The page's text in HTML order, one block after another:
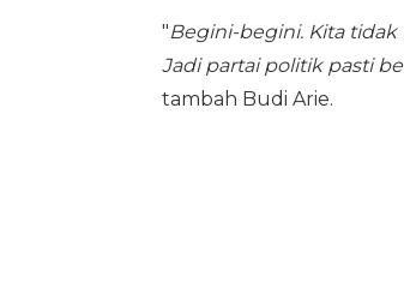
"Begini-begini. Kita tidak
Jadi partai politik pasti
tambah Budi Arie.